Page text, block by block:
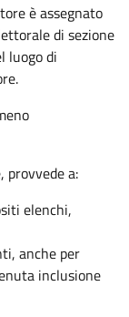
è assegnato
di sezione
luogo di
provvede a:
elenchi,
anche per
inclusione